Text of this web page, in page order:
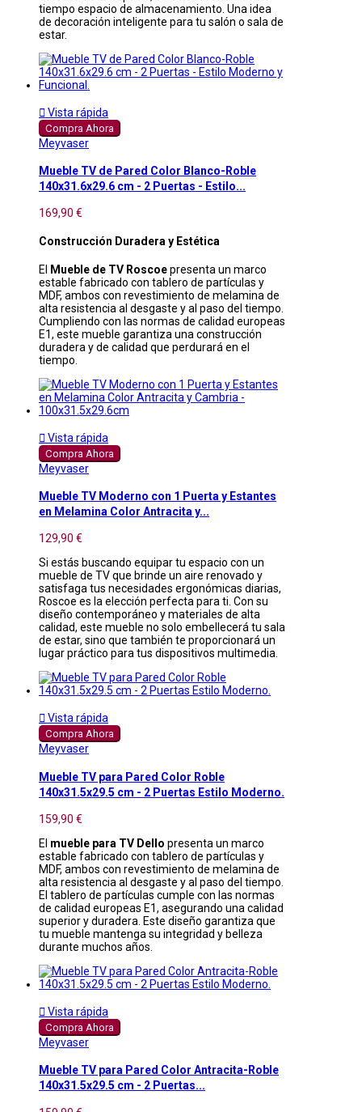
tiempo espacio de almacenamiento. Una idea
de decoración inteligente para tu salón o sala de
estar.
 Vista rápida
Compra Ahora
Meyvaser
Mueble TV de Pared Color Blanco-Roble
140x31.6x29.6 cm - 2 Puertas - Estilo...
169,90 €
Construcción Duradera y Estética
El Mueble de TV Roscoepresenta un marco
estable fabricado con tablero de partículas y
MDF, ambos con revestimiento de melamina de
alta resistencia al desgaste y al paso del tiempo.
Cumpliendo con las normas de calidad europeas
E1, este mueble garantiza una construcción
duradera y de calidad que perdurará en el
tiempo.
 Vista rápida
Compra Ahora
Meyvaser
Mueble TV Moderno con 1 Puerta y Estantes
en Melamina Color Antracita y...
129,90 €
Si estás buscando equipar tu espacio con un
mueble de TV que brinde un aire renovado y
satisfaga tus necesidades ergonómicas diarias,
Roscoe es la elección perfecta para ti. Con su
diseño contemporáneo y materiales de alta
calidad, este mueble no solo embellecerá tu sala
de estar, sino que también te proporcionará un
lugar práctico para tus dispositivos multimedia.
 Vista rápida
Compra Ahora
Meyvaser
Mueble TV para Pared Color Roble
140x31.5x29.5 cm - 2 Puertas Estilo Moderno.
159,90 €
El mueble para TV Dello presenta un marco
estable fabricado con tablero de partículas y
MDF, ambos con revestimiento de melamina de
alta resistencia al desgaste y al paso del tiempo.
El tablero de partículas cumple con las normas
de calidad europeas E1, asegurando una calidad
superior y duradera. Este diseño garantiza que
tu mueble mantenga su integridad y belleza
durante muchos años.
 Vista rápida
Compra Ahora
Meyvaser
Mueble TV para Pared Color Antracita-Roble
140x31.5x29.5 cm - 2 Puertas...